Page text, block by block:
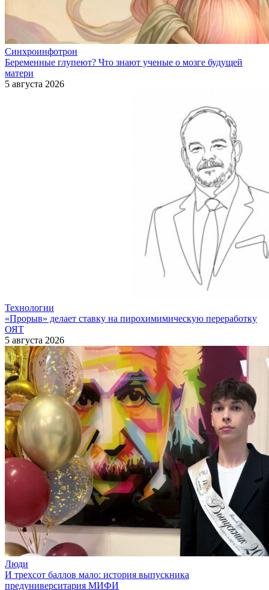
Синхроинфотрон
Беременные глупеют? Что знают ученые о мозге будущей
матери
5 августа 2026
Технологии
«Прорыв» делает ставку на пирохимимическую переработку
ОЯТ
5 августа 2026
Люди
И трехсот баллов мало: история выпускника
предуниверситария МИФИ